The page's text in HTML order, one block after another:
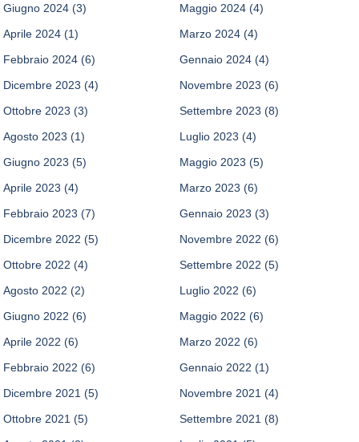
Giugno 2024 (3) Maggio 2024 (4)
Aprile 2024 (1) Marzo 2024 (4)
Febbraio 2024 (6) Gennaio 2024 (4)
Dicembre 2023 (4) Novembre 2023 (6)
Ottobre 2023 (3) Settembre 2023 (8)
Agosto 2023 (1) Luglio 2023 (4)
Giugno 2023 (5) Maggio 2023 (5)
Aprile 2023 (4) Marzo 2023 (6)
Febbraio 2023 (7) Gennaio 2023 (3)
Dicembre 2022 (5) Novembre 2022 (6)
Ottobre 2022 (4) Settembre 2022 (5)
Agosto 2022 (2) Luglio 2022 (6)
Giugno 2022 (6) Maggio 2022 (6)
Aprile 2022 (6) Marzo 2022 (6)
Febbraio 2022 (6) Gennaio 2022 (1)
Dicembre 2021 (5) Novembre 2021 (4)
Ottobre 2021 (5) Settembre 2021 (8)